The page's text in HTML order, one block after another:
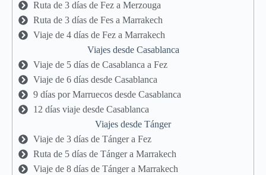
Ruta de 3 días de Fez a Merzouga
Ruta de 3 días de Fes a Marrakech
Viaje de 4 días de Fez a Marrakech
Viajes desde Casablanca
Viaje de 5 días de Casablanca a Fez
Viaje de 6 días desde Casablanca
9 días por Marruecos desde Casablanca
12 días viaje desde Casablanca
Viajes desde Tánger
Viaje de 3 días de Tánger a Fez
Ruta de 5 días de Tánger a Marrakech
Viaje de 8 días de Tánger a Marrakech